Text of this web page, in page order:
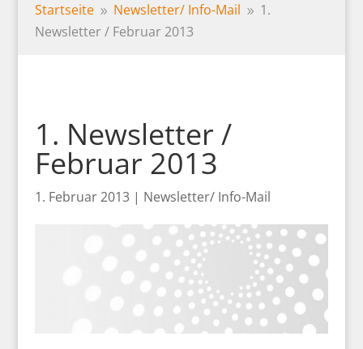
Startseite 9 Newsletter/Info-Mail 9 1.
Newsletter / Februar 2013
1. Newsletter /
Februar 2013
1. Februar 2013| Newsletter/ Info-Mail